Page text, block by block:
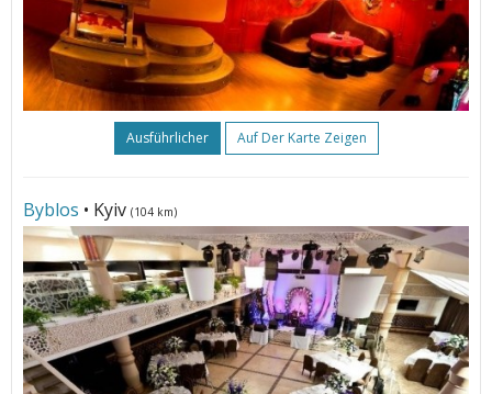
Ausführlicher Auf Der Karte Zeigen
Byblos • Kyiv (104 km)